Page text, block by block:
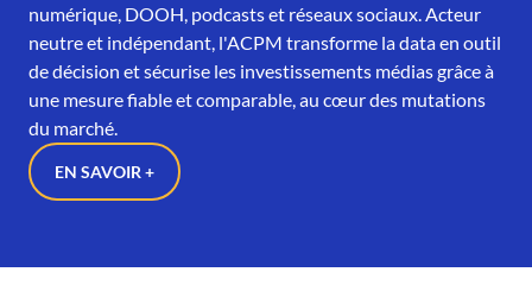
numérique, DOOH, podcasts et réseaux sociaux. Acteur
neutre et indépendant, l'ACPM transforme la data en outil
de décision et sécurise les investissements médias grâce à
une mesure fiable et comparable, au cœur des mutations
du marché.
EN SAVOIR +